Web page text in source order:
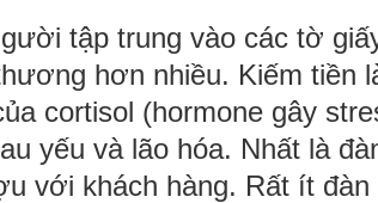
tập trung vào các tờ
hơn nhiều. Kiếm tiền
cortisol (hormone gây
yếu và lão hóa. Nhất là
với khách hàng. Rất ít